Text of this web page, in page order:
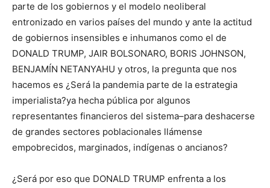
parte de los gobiernos y el modelo neoliberal
entronizado en varios países del mundo y ante la actitud
de gobiernos insensibles e inhumanos como el de
DONALD TRUMP, JAIR BOLSONARO, BORIS JOHNSON,
BENJAMÍN NETANYAHU y otros, la pregunta que nos
hacemos es ¿Será la pandemia parte de la estrategia
imperialista?ya hecha pública por algunos
representantes financieros del sistema–para deshacerse
de grandes sectores poblacionales llámense
empobrecidos, marginados, indígenas o ancianos?
¿Será por eso que DONALD TRUMP enfrenta a los